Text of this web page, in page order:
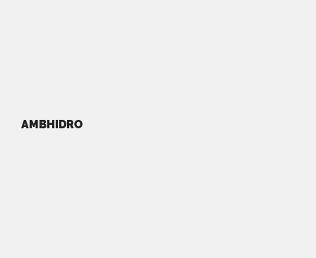
AMBHIDRO